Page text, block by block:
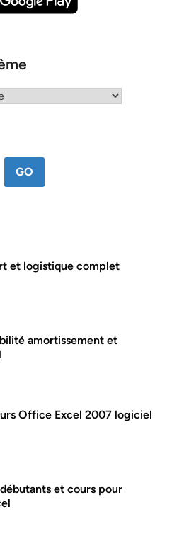
GO
et logistique complet
amortissement et
Office Excel 2007 logiciel
et cours pour